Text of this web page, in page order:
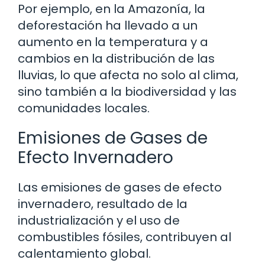
Por ejemplo, en la Amazonía, la
deforestación ha llevado a un
aumento en la temperatura y a
cambios en la distribución de las
lluvias, lo que afecta no solo al clima,
sino también a la biodiversidad y las
comunidades locales.
Emisiones de Gases de
Efecto Invernadero
Las emisiones de gases de efecto
invernadero, resultado de la
industrialización y el uso de
combustibles fósiles, contribuyen al
calentamiento global.